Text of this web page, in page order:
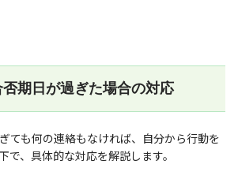
期日が過ぎた場合の対応
ても何の連絡もなければ、自分から行動を
で、具体的な対応を解説します。